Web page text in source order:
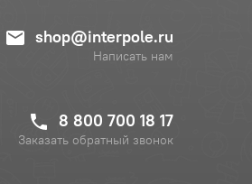
shop@interpole.ru
Написать нам
8 800 700 18 17
Заказать обратный звонок